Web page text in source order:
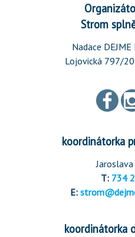
Strom
Nadace
Lojovická 797/
koordinátorka
T: 734
E:
koordinátorka